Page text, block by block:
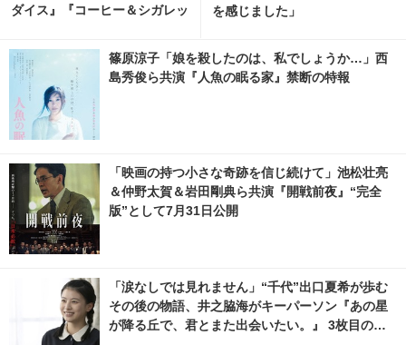
ダイス』『コーヒー＆シガレッ
ャルTシャツ発売 2枚目の写
真・画像 | cinemacafe.net
を感じました」
篠原涼子「娘を殺したのは、私でしょうか…」西
島秀俊ら共演『人魚の眠る家』禁断の特報
「映画の持つ小さな奇跡を信じ続けて」池松壮亮
＆仲野太賀＆岩田剛典ら共演『開戦前夜』“完全
版”として7月31日公開
「涙なしでは見れません」“千代”出口夏希が歩む
その後の物語、井之脇海がキーパーソン『あの星
が降る丘で、君とまた出会いたい。』 3枚目の写